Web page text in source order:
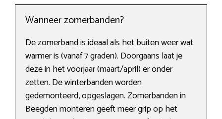
Wanneer zomerbanden?
De zomerband is ideaal als het buiten weer wat
warmer is (vanaf 7 graden). Doorgaans laat je
deze in het voorjaar (maart/april) er onder
zetten. De winterbanden worden
gedemonteerd, opgeslagen. Zomerbanden in
Beegden monteren geeft meer grip op het